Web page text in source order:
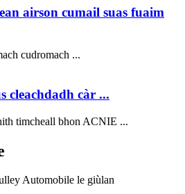
airson cumail suas fuaim
cudromach ...
cleachdadh càr ...
timcheall bhon ACNIE ...